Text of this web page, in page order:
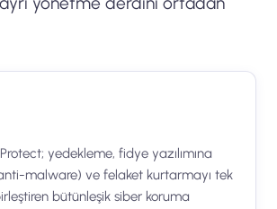
yedekleme, fidye yazılımına
malware) ve felaket kurtarmayı tek
bütünleşik siber koruma